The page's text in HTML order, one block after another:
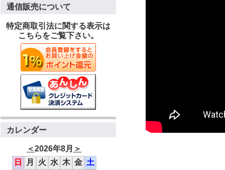
通信販売について
特定商取引法に関する表示は
こちらをご覧下さい。
カレンダー
＜2026年8月 ＞
日
月 火 水 木 金 土